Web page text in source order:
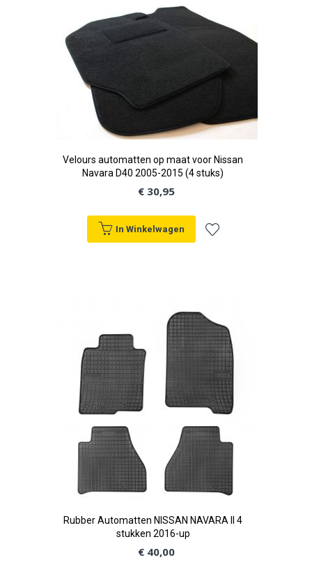
aan
verlanglijst
Velours automatten op maat voor Nissan
Navara D40 2005-2015 (4 stuks)
€ 30,95
In Winkelwagen
aan
verlanglijst
Rubber Automatten NISSAN NAVARA II 4
stukken 2016-up
€ 40,00